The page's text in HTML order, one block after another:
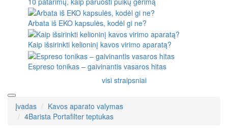
Arbata iš EKO kapsulės, kodėl gi ne?
Kaip išsirinkti kelioninį kavos virimo aparatą?
Espreso tonikas – gaivinantis vasaros hitas
visi straipsniai
Įvadas
Kavos aparato valymas
4Barista Portafilter teptukas